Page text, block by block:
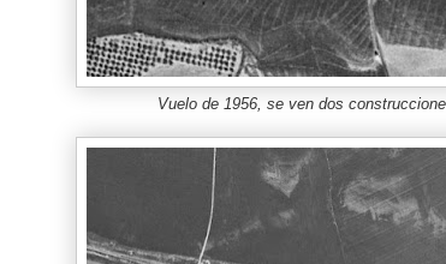
Vuelo de 1956, se ven dos